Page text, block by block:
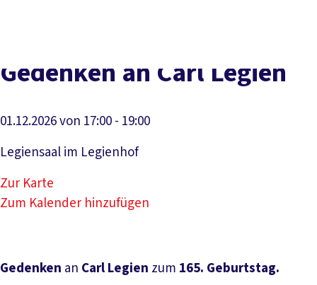
Service
Mitmachen
Gedenken an Carl Legien
01.12.2026 von 17:00 - 19:00
Legiensaal im Legienhof
Zur Karte
Zum Kalender hinzufügen
Gedenken an Carl Legien zum 165. Geburtstag.